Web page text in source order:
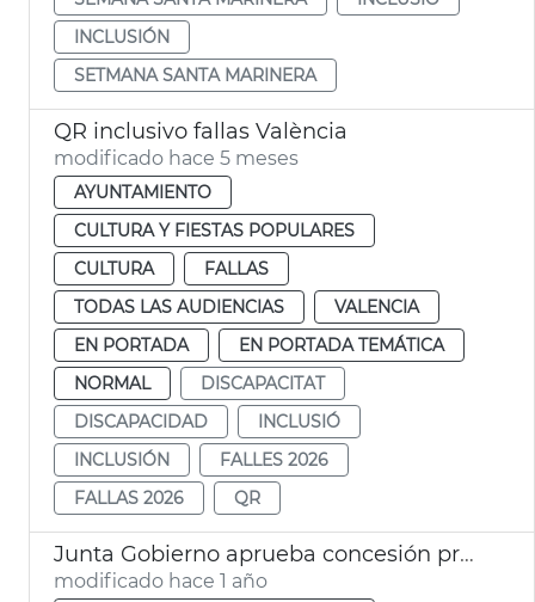
INCLUSIÓN
SETMANA SANTA MARINERA
QR inclusivo fallas València
modificado hace 5 meses
AYUNTAMIENTO
CULTURA Y FIESTAS POPULARES
CULTURA
FALLAS
TODAS LAS AUDIENCIAS
VALENCIA
EN PORTADA
EN PORTADA TEMÁTICA
NORMAL
DISCAPACITAT
DISCAPACIDAD
INCLUSIÓ
INCLUSIÓN
FALLES 2026
FALLAS 2026
QR
Junta Gobierno aprueba concesión premios Ciutat València y tarjetas navidad
modificado hace 1 año